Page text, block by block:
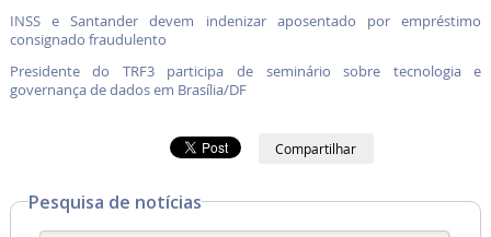
INSS e Santander devem indenizar aposentado por empréstimo
consignado fraudulento
Presidente do TRF3 participa de seminário sobre tecnologia e
governança de dados em Brasília/DF
Compartilhar
Pesquisa de notícias